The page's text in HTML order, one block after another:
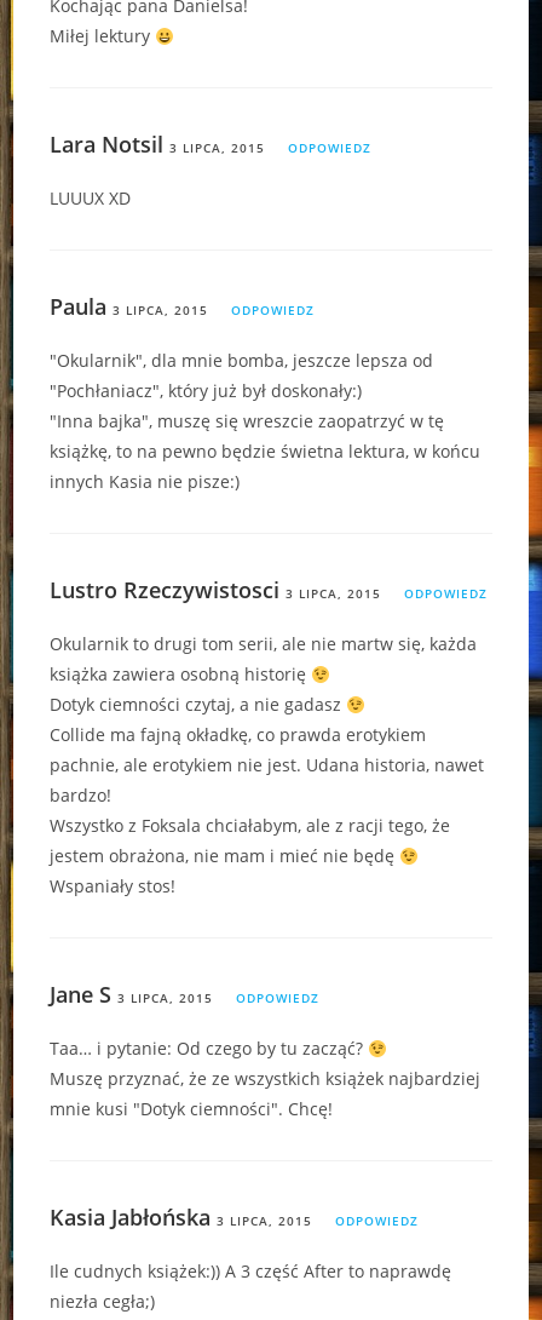
Kochając pana Danielsa!
Miłej lektury
Lara Notsil 3 LIPCA, 2015 ODPOWIEDZ
LUUUX XD
Paula 3 LIPCA, 2015 ODPOWIEDZ
"Okularnik", dla mnie bomba, jeszcze lepsza od
"Pochłaniacz", który już był doskonały:)
"Inna bajka", muszę się wreszcie zaopatrzyć w tę
książkę, to na pewno będzie świetna lektura, w końcu
innych Kasia nie pisze:)
Lustro Rzeczywistosci 3 LIPCA, 2015 ODPOWIEDZ
Okularnik to drugi tom serii, ale nie martw się, każda
książka zawiera osobną historię
Dotyk ciemności czytaj, a nie gadasz
Collide ma fajną okładkę, co prawda erotykiem
pachnie, ale erotykiem nie jest. Udana historia, nawet
bardzo!
Wszystko z Foksala chciałabym, ale z racji tego, że
jestem obrażona, nie mam i mieć nie będę
Wspaniały stos!
Jane S 3 LIPCA, 2015 ODPOWIEDZ
Taa… i pytanie: Od czego by tu zacząć?
Muszę przyznać, że ze wszystkich książek najbardziej
mnie kusi "Dotyk ciemności". Chcę!
Kasia Jabłońska 3 LIPCA, 2015 ODPOWIEDZ
Ile cudnych książek:)) A 3 część After to naprawdę
niezła cegła;)